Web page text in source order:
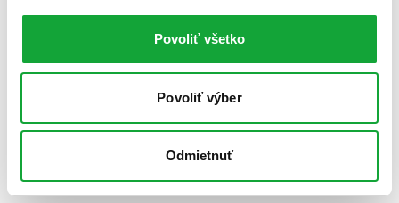
Povoliť všetko
Povoliť výber
Odmietnuť